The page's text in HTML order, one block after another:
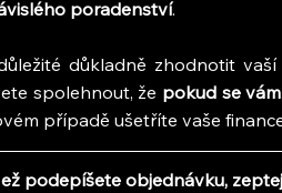
poradenství.
důkladně zhodnotit
spolehnout, že pokud se
případě ušetříte vaše
podepíšete objednávku,